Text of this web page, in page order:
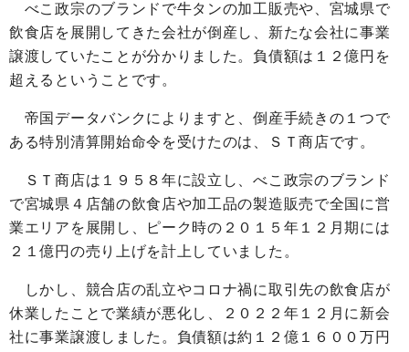
べこ政宗のブランドで牛タンの加工販売や、宮城県で
飲食店を展開してきた会社が倒産し、新たな会社に事業
譲渡していたことが分かりました。負債額は１２億円を
超えるということです。
帝国データバンクによりますと、倒産手続きの１つで
ある特別清算開始命令を受けたのは、ＳＴ商店です。
ＳＴ商店は１９５８年に設立し、べこ政宗のブランド
で宮城県４店舗の飲食店や加工品の製造販売で全国に営
業エリアを展開し、ピーク時の２０１５年１２月期には
２１億円の売り上げを計上していました。
しかし、競合店の乱立やコロナ禍に取引先の飲食店が
休業したことで業績が悪化し、２０２２年１２月に新会
社に事業譲渡しました。負債額は約１２億１６００万円